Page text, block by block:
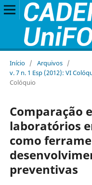
Início / Arquivos /
v. 7 n. 1 Esp (2012): VI
Colóquio
Comparação
laboratórios
como
preventivas